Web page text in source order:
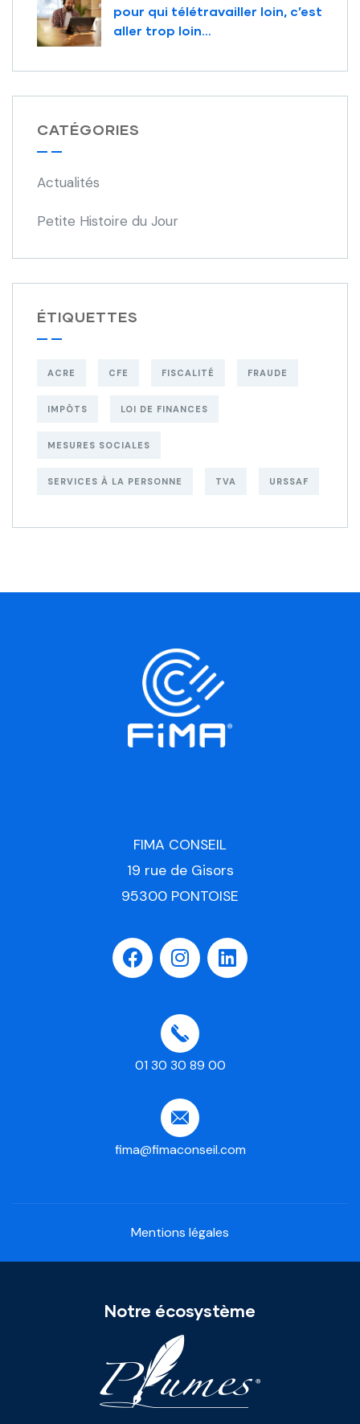
pour qui télétravailler loin, c’est
aller trop loin…
CATÉGORIES
Actualités
Petite Histoire du Jour
ÉTIQUETTES
ACRE CFE FISCALITÉ FRAUDE
IMPÔTS LOI DE FINANCES
MESURES SOCIALES
SERVICES À LA PERSONNE TVA URSSAF
FIMA CONSEIL
19 rue de Gisors
95300 PONTOISE
01 30 30 89 00
fima@fimaconseil.com
Mentions légales
Notre écosystème